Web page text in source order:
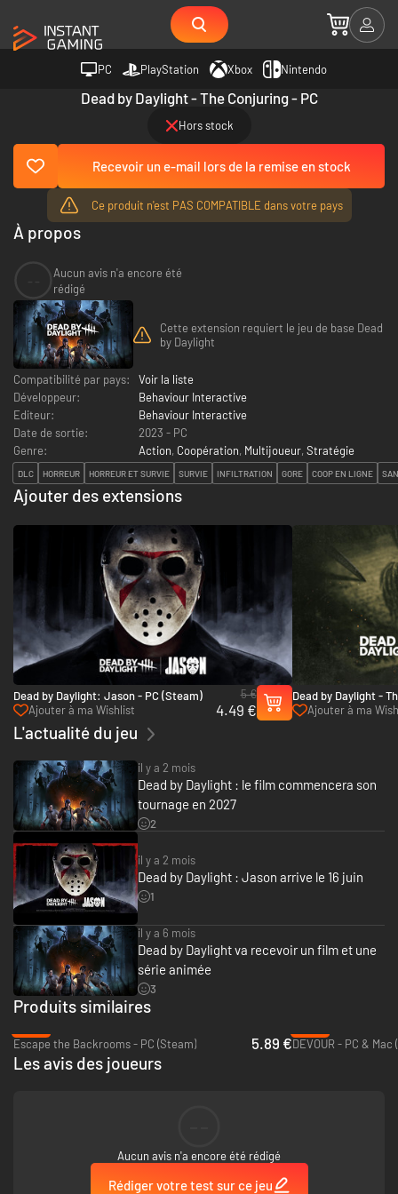
PC PlayStation Xbox Nintendo
Dead by Daylight - The Conjuring - PC
Hors stock
Recevoir un e-mail lors de la remise en stock
Ce produit n'est PAS COMPATIBLE dans votre pays
À propos
Aucun avis n'a encore été
rédigé
Cette extension requiert le jeu de base Dead
by Daylight
Compatibilité par pays:
Voir la liste
Développeur:
Behaviour Interactive
Editeur:
Behaviour Interactive
Date de sortie:
2023 - PC
Genre:
Action, Coopération, Multijoueur, Stratégie
DLC HORREUR HORREUR ET SURVIE SURVIE INFILTRATION GORE COOP EN LIGNE
Ajouter des extensions
Dead by Daylight: Jason - PC (Steam)
Ajouter à ma Wishlist
5 €
4.49 €
Dead by Daylight -
PC (Steam)
Ajouter à ma
L'actualité du jeu
il y a 2 mois
Dead by Daylight : le film commencera son
tournage en 2027
2
il y a 2 mois
Dead by Daylight : Jason arrive le 16 juin
1
il y a 6 mois
Dead by Daylight va recevoir un film et une
série animée
3
Produits similaires
Escape the Backrooms - PC (Steam)
5.89 €DEVOUR - PC & Mac
Les avis des joueurs
Aucun avis n'a encore été rédigé
Rédiger votre test sur ce jeu